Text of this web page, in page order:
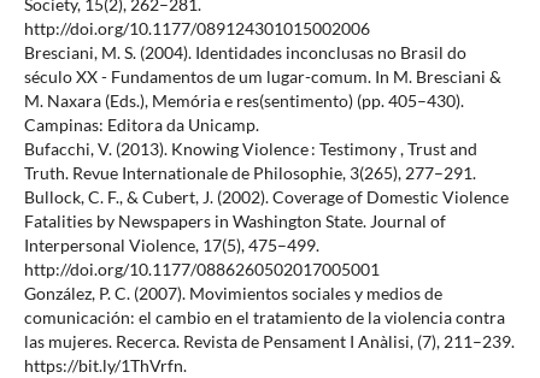
Society, 15(2), 262–281.
http://doi.org/10.1177/089124301015002006
Bresciani, M. S. (2004). Identidades inconclusas no Brasil do
século XX - Fundamentos de um lugar-comum. In M. Bresciani &
M. Naxara (Eds.), Memória e res(sentimento) (pp. 405–430).
Campinas: Editora da Unicamp.
Bufacchi, V. (2013). Knowing Violence : Testimony , Trust and
Truth. Revue Internationale de Philosophie, 3(265), 277–291.
Bullock, C. F., & Cubert, J. (2002). Coverage of Domestic Violence
Fatalities by Newspapers in Washington State. Journal of
Interpersonal Violence, 17(5), 475–499.
http://doi.org/10.1177/0886260502017005001
González, P. C. (2007). Movimientos sociales y medios de
comunicación: el cambio en el tratamiento de la violencia contra
las mujeres. Recerca. Revista de Pensament I Anàlisi, (7), 211–239.
https://bit.ly/1ThVrfn.